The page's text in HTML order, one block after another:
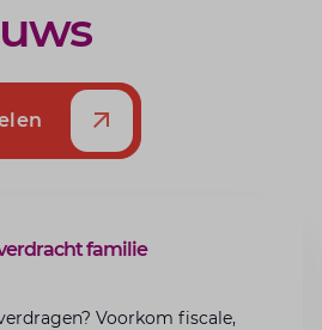
familie
Voorkom fiscale,